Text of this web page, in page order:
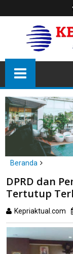
Beranda
Anambas
DPRD dan Pemkab
DPRD dan
Tertutup
Kepriaktual.com